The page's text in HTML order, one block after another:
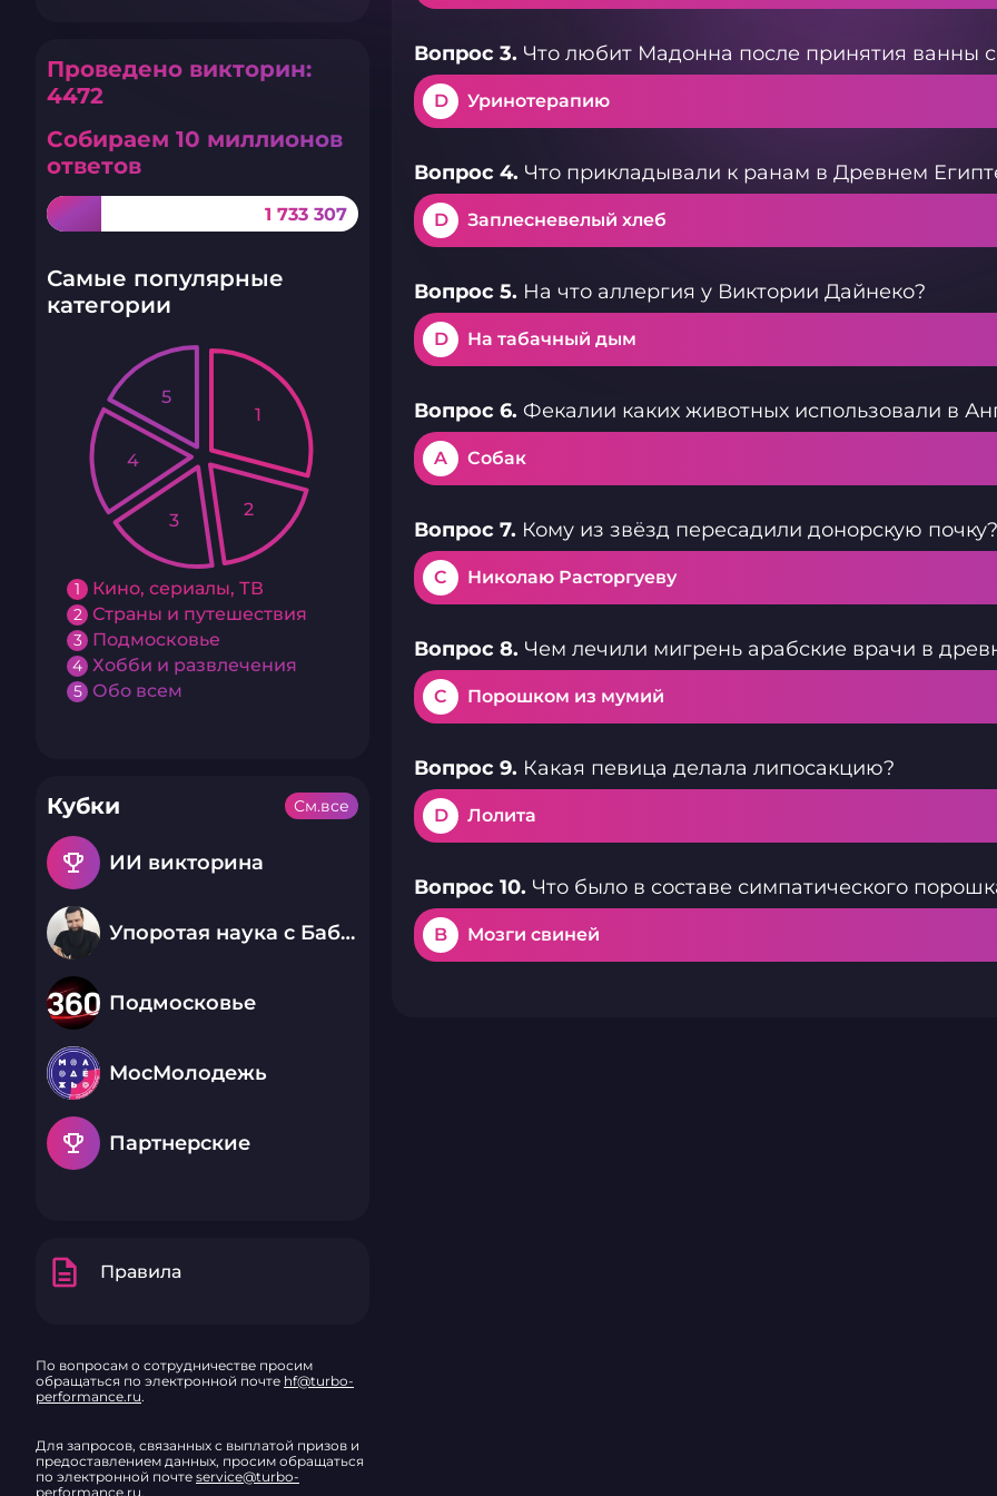
Проведено викторин:
4472
Собираем 10 миллионов
ответов
1 733 307
Самые популярные
категории
1 Кино, сериалы, ТВ
2 Страны и путешествия
3 Подмосковье
4 Хобби и развлечения
5 Обо всем
1
2
3
4
5
Кубки
emoji_events ИИ викторина
Упоротая наука с Бабаем Лютым
Подмосковье
МосМолодежь
emoji_events Партнерские
См.все
description Правила
По вопросам о сотрудничестве просим
обращаться по электронной почте hf@turbo-
performance.ru.
Для запросов, связанных с выплатой призов и
предоставлением данных, просим обращаться
по электронной почте service@turbo-
performance.ru.
Вопрос 3. Что любит Мадонна после принятия ванны
D Уринотерапию
Вопрос 4. Что прикладывали к ранам в Древнем
D Заплесневелый хлеб
Вопрос 5. На что аллергия у Виктории Дайнеко?
D На табачный дым
Вопрос 6. Фекалии каких животных использовали в
A Собак
Вопрос 7. Кому из звёзд пересадили донорскую почку?
C Николаю Расторгуеву
Вопрос 8. Чем лечили мигрень арабские врачи в
C Порошком из мумий
Вопрос 9. Какая певица делала липосакцию?
D Лолита
Вопрос 10. Что было в составе симпатического
B Мозги свиней